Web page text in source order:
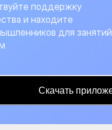
поддержку
и находите
для занятий
Скачать